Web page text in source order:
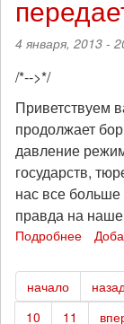
4 января, 2013 -
/*-->*/
Приветствуем
продолжает
давление
государств,
нас все
правда на
Подробнее
начало
10
11